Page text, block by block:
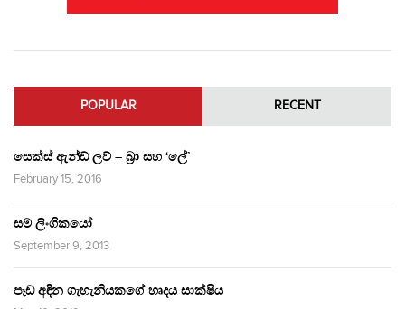
POPULAR RECENT
සෙක්ස් ඇන්ඩ් ලව් – බ්‍රා සහ ‘ලේ’
February 15, 2016
සම ලිංගිකයෝ
September 9, 2013
පෑඩ් අඳින ගැහැනියකගේ හෘදය සාක්ෂිය